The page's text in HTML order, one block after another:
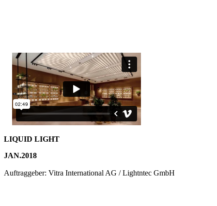
LIQUID LIGHT
JAN.2018
Auftraggeber: Vitra International AG / Lightntec GmbH